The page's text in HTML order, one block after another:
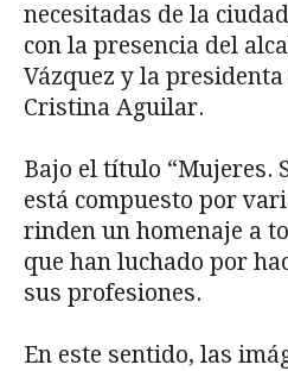
necesitadas de la
con la presencia del
Vázquez y la
Cristina Aguilar.
Bajo el título “Mujeres.
está compuesto por
rinden un homenaje a
que han luchado por
sus profesiones.
En este sentido, las